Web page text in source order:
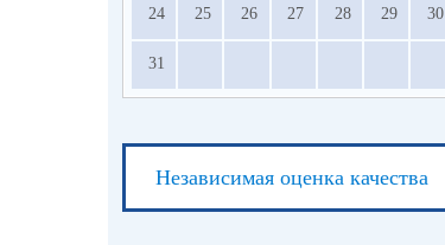
24 25 26 27 28 29 30
31
Независимая оценка качества